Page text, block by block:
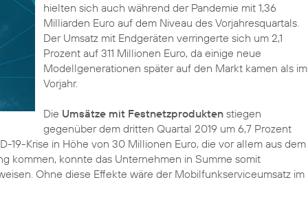
hielten sich auch während der Pandemie mit 1,36
Milliarden Euro auf dem Niveau des Vorjahresquartals.
Der Umsatz mit Endgeräten verringerte sich um 2,1
Prozent auf 311 Millionen Euro, da einige neue
Modellgenerationen später auf den Markt kamen als im
Vorjahr.
Die Umsätze mit Festnetzproduktenstiegen
gegenüber dem dritten Quartal 2019 um 6,7 Prozent
19-Krise in Höhe von 30 Millionen Euro, die vor allem aus dem
kommen, konnte das Unternehmen in Summe somit
Ohne diese Effekte wäre der Mobilfunkserviceumsatz im